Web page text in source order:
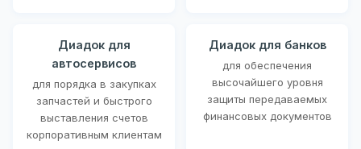
Диадок для
автосервисов
для порядка в закупках
запчастей и быстрого
выставления счетов
корпоративным клиентам
Диадок для банков
для обеспечения
высочайшего уровня
защиты передаваемых
финансовых документов